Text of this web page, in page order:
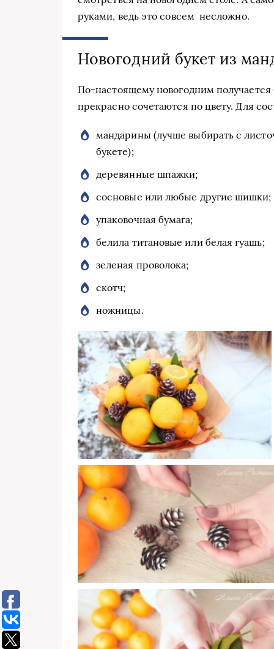
руками, ведь это совсем несложно.
Новогодний букет из
По-настоящему новогодним
прекрасно сочетаются по цвету. Для
мандарины (лучше выбирать с
букете);
деревянные шпажки;
сосновые или любые другие шишки;
упаковочная бумага;
белила титановые или белая гуашь;
зеленая проволока;
скотч;
ножницы.